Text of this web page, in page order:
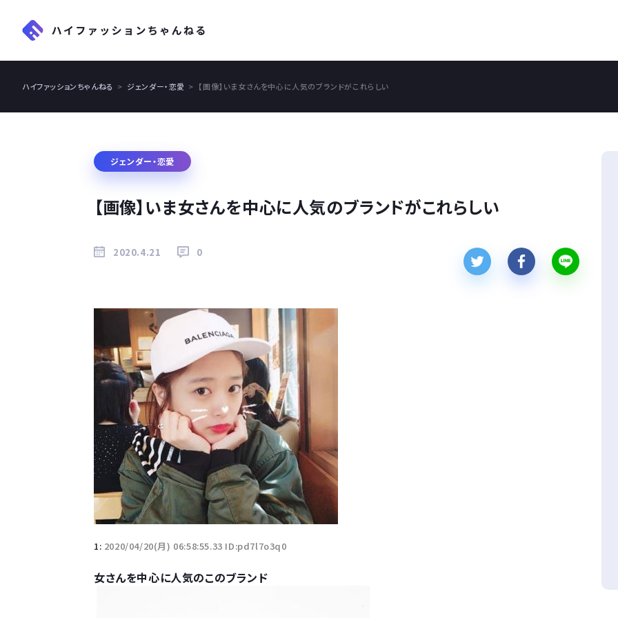
ハイファッションちゃんねる ジェンダー・恋愛 【画像】いま女さんを中心に人気のブランドがこれらしい
ジェンダー・恋愛
【画像】いま女さんを中心に人気のブランドがこれらしい
2020.4.21 0
1: 2020/04/20(月) 06:58:55.33 ID:pd7l7o3q0
女さんを中心に人気のこのブランド